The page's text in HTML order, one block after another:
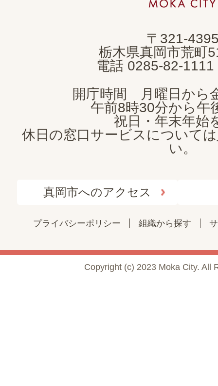
市
CITY
〒321-
栃木県真岡市荒町
電話 0285-82-1111
開庁時間 月曜日から
午前8時30分から午
祝日・年末年始
休日の窓口サービスについては
い。
真岡市へのアクセス
プライバシーポリシー 組織から探す
Copyright (c) 2023 Moka City. All